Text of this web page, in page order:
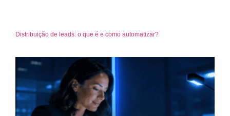
Distribuição de leads: o que é e como automatizar?